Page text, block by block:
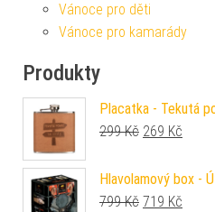
Vánoce pro děti
Vánoce pro kamarády
Produkty
Placatka - Tekutá
299Kč Původní
269 Kč
Hlavolamový box -
799Kč Původní
719 Kč